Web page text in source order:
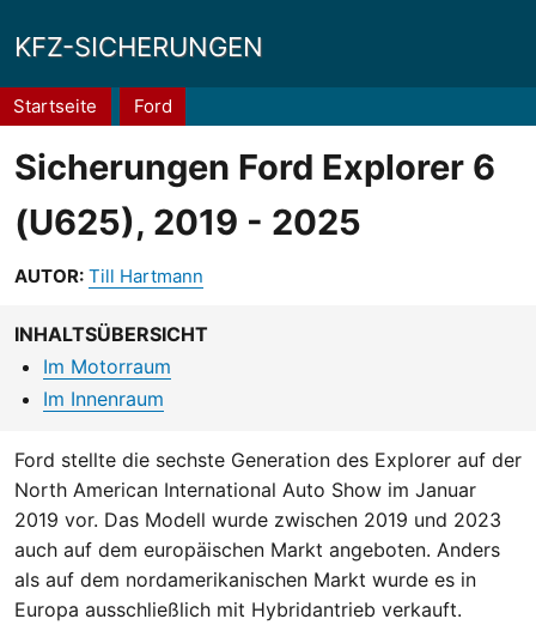
KFZ-SICHERUNGEN
Pfadnavigation
Startseite Ford
Sicherungen Ford Explorer 6
(U625), 2019 - 2025
AUTOR: Till Hartmann
INHALTSÜBERSICHT
Im Motorraum
Im Innenraum
Ford stellte die sechste Generation des Explorer auf der
North American International Auto Show im Januar
2019 vor. Das Modell wurde zwischen 2019 und 2023
auch auf dem europäischen Markt angeboten. Anders
als auf dem nordamerikanischen Markt wurde es in
Europa ausschließlich mit Hybridantrieb verkauft.